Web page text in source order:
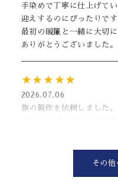
手染めで丁寧に仕上げて
迎えするのにぴったりです
最初の暖簾と一緒に大切
ありがとうございました。
★★★★★
2026.07.06
旗の製作を依頼しました
PS.ポールも一緒に注文
その